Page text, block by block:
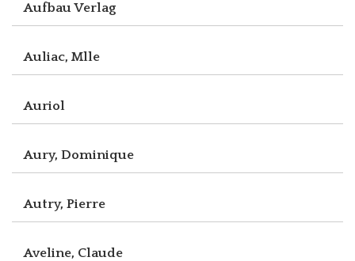
Aufbau Verlag
Auliac, Mlle
Auriol
Aury, Dominique
Autry, Pierre
Aveline, Claude